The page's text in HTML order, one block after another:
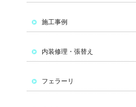
施工事例
内装修理・張替え
フェラーリ